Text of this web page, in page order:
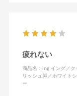
疲れない
商品名：ing イング／
リッシュ脚／ホワイト
ー